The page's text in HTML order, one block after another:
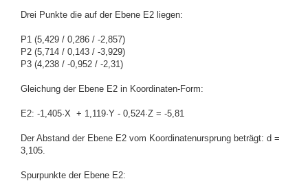
Drei Punkte die auf der Ebene E2 liegen:
P1 (5,429 / 0,286 / -2,857)
P2 (5,714 / 0,143 / -3,929)
P3 (4,238 / -0,952 / -2,31)
Gleichung der Ebene E2 in Koordinaten-Form:
E2: -1,405·X + 1,119·Y - 0,524·Z = -5,81
Der Abstand der Ebene E2 vom Koordinatenursprung beträgt: d =
3,105.
Spurpunkte der Ebene E2: